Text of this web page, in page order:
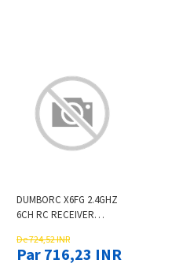
DUMBORC X6FG 2.4GHZ
6CH RC RECEIVER
X5 X6 X6PM RADIO
TRANSMITTER REMOTE
De 724,52 INR
Par 716,23 INR